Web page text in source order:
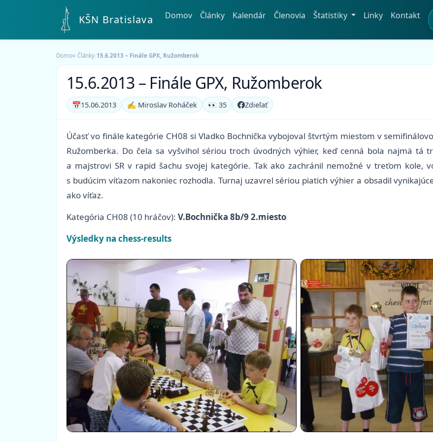
KŠN Bratislava Domov Články Kalendár Členovia Štatistiky Linky Kontakt
Domov›Články›15.6.2013 – Finále GPX, Ružomberok
15.6.2013 – Finále GPX, Ružomberok
📅15.06.2013 ✍️ Miroslav Roháček 👀 35 Zdieľať
Účasť vo finále kategórie CH08 si Vladko Bochnička vybojoval štvrtým miestom v
Ružomberka. Do čela sa vyšvihol sériou troch úvodných výhier, keď cenná bola najmä tá
a majstrovi SR v rapid šachu svojej kategórie. Tak ako zachránil nemožné v treťom
s budúcim víťazom nakoniec rozhodla. Turnaj uzavrel sériou piatich výhier a obsadil
ako víťaz.
Kategória CH08 (10 hráčov): V.Bochnička 8b/9 2.miesto
Výsledky na chess-results